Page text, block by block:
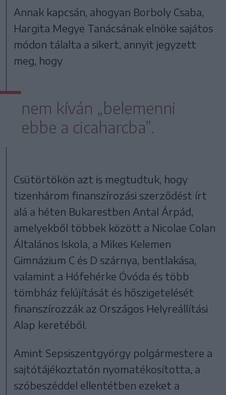
Annak kapcsán, ahogyan Borboly Csaba,
Hargita Megye Tanácsának elnöke sajátos
módon tálalta a sikert, annyit jegyzett
meg, hogy
nem kíván „belemenni
ebbe a cicaharcba”.
Csütörtökön azt is megtudtuk, hogy
tizenhárom finanszírozási szerződést írt
alá a héten Bukarestben Antal Árpád,
amelyekből többek között a Nicolae Colan
Általános Iskola, a Mikes Kelemen
Gimnázium C és D szárnya, bentlakása,
valamint a Hófehérke Óvóda és több
tömbház felújítását és hőszigetelését
finanszírozzák az Országos Helyreállítási
Alap keretéből.
Amint Sepsiszentgyörgy polgármestere a
sajtótájékoztatón nyomatékosította, a
szóbeszéddel ellentétben ezeket a